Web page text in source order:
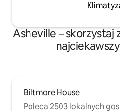
Asheville – skorzystaj
Biltmore House
Poleca 2503 lokalnych